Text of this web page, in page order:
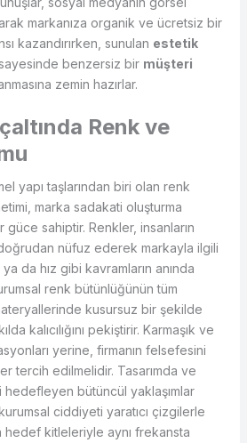
markanıza organik ve ücretsiz bir
kazandırırken, sunulan estetik
benzersiz bir müşteri
zemin hazırlar.
Renk ve
yapı taşlarından biri olan renk
marka sadakati oluşturma
sahiptir. Renkler, insanların
nüfuz ederek markayla ilgili
da hız gibi kavramların anında
renk bütünlüğünün tüm
kusursuz bir şekilde
kalıcılığını pekiştirir. Karmaşık ve
yerine, firmanın felsefesini
tercih edilmelidir. Tasarımda ve
bütüncül yaklaşımlar
kurumsal ciddiyeti yaratıcı çizgilerle
hedef kitleleriyle aynı frekansta